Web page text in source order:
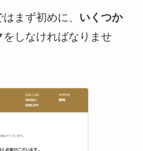
まず初めに、 いくつか
をしなければなりませ